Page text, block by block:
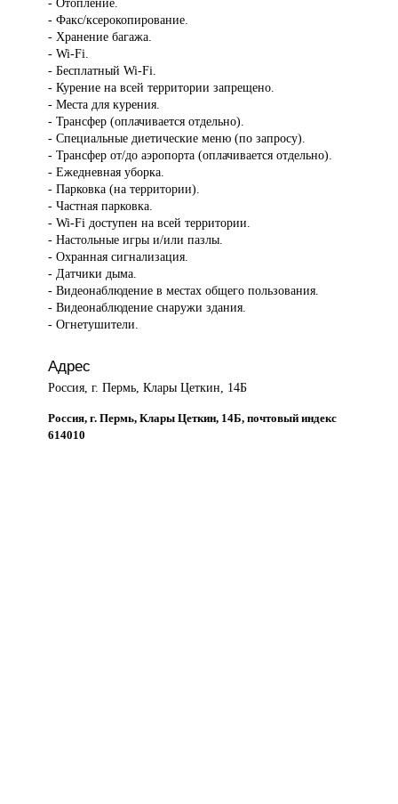
- Отопление.
- Факс/ксерокопирование.
- Хранение багажа.
- Wi-Fi.
- Бесплатный Wi-Fi.
- Курение на всей территории запрещено.
- Места для курения.
- Трансфер (оплачивается отдельно).
- Специальные диетические меню (по запросу).
- Трансфер от/до аэропорта (оплачивается отдельно).
- Ежедневная уборка.
- Парковка (на территории).
- Частная парковка.
- Wi-Fi доступен на всей территории.
- Настольные игры и/или пазлы.
- Охранная сигнализация.
- Датчики дыма.
- Видеонаблюдение в местах общего пользования.
- Видеонаблюдение снаружи здания.
- Огнетушители.
Адрес
Россия, г. Пермь, Клары Цеткин, 14Б
Россия, г. Пермь, Клары Цеткин, 14Б, почтовый индекс
614010